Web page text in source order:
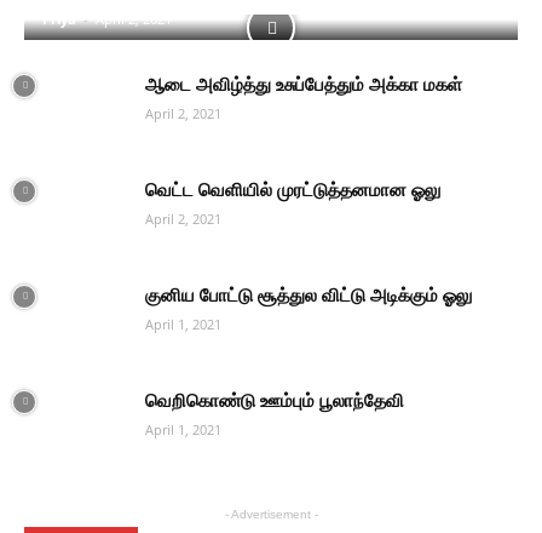
Priya - April 2, 2021
ஆடை அவிழ்த்து உசுப்பேத்தும் அக்கா மகள்
April 2, 2021
வெட்ட வெளியில் முரட்டுத்தனமான ஓலு
April 2, 2021
குனிய போட்டு சூத்துல விட்டு அடிக்கும் ஓலு
April 1, 2021
வெறிகொண்டு ஊம்பும் பூலாந்தேவி
April 1, 2021
- Advertisement -